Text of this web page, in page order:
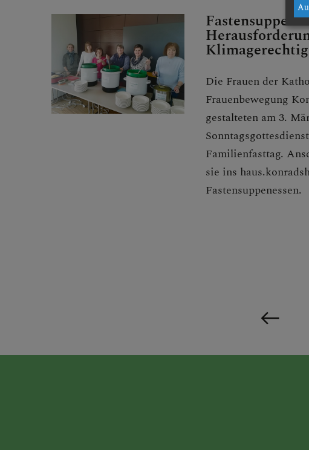
Fastensuppe
Die Frauen der
Frauenbewegung
gestalteten am 3.
Familienfasttag.
sie ins
Fastensuppenessen.